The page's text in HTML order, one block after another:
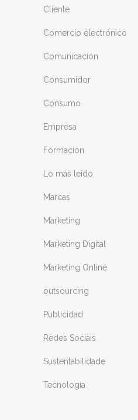
Cliente
Comercio electrónico
Comunicación
Consumidor
Consumo
Empresa
Formación
Lo más leído
Marcas
Marketing
Marketing Digital
Marketing Online
outsourcing
Publicidad
Redes Sociais
Sustentabilidade
Tecnología